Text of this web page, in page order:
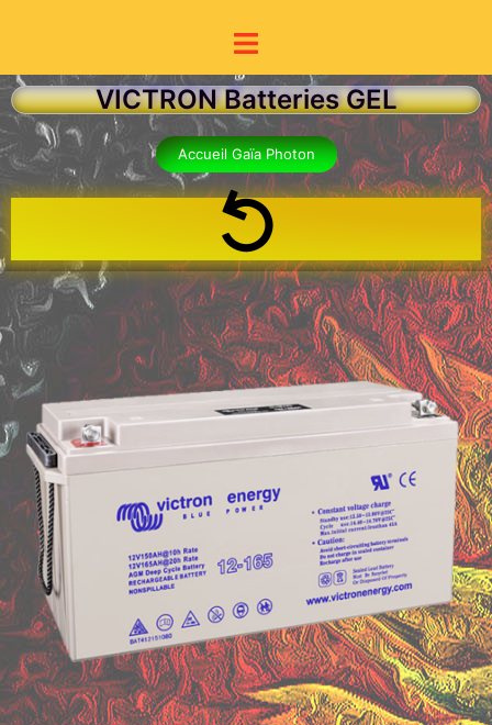
VICTRON Batteries GEL
Accueil Gaïa Photon